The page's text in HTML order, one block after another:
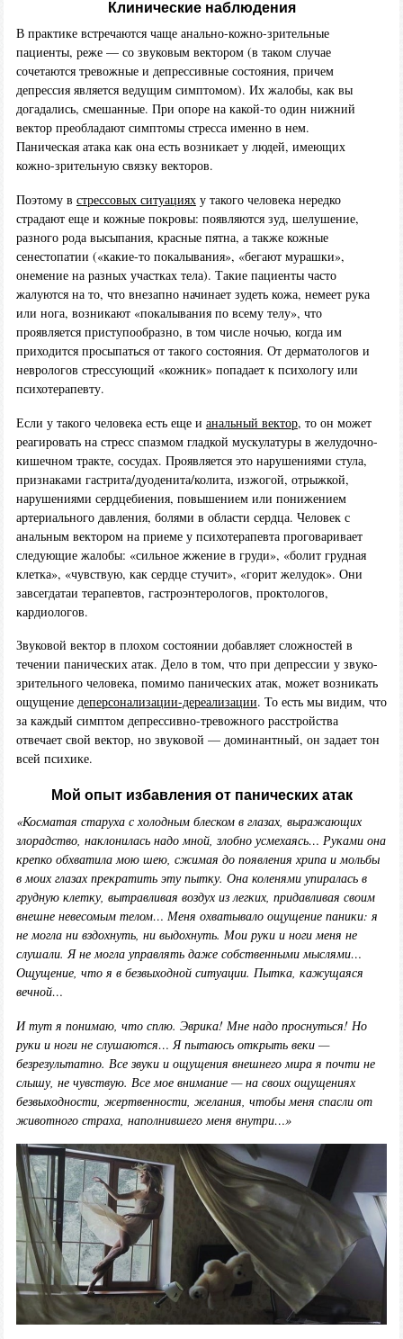
Клинические наблюдения
В практике встречаются чаще анально-кожно-зрительные
пациенты, реже — со звуковым вектором (в таком случае
сочетаются тревожные и депрессивные состояния, причем
депрессия является ведущим симптомом). Их жалобы, как вы
догадались, смешанные. При опоре на какой-то один нижний
вектор преобладают симптомы стресса именно в нем.
Паническая атака как она есть возникает у людей, имеющих
кожно-зрительную связку векторов.
Поэтому в стрессовых ситуацияху такого человека нередко
страдают еще и кожные покровы: появляются зуд, шелушение,
разного рода высыпания, красные пятна, а также кожные
сенестопатии («какие-то покалывания», «бегают мурашки»,
онемение на разных участках тела). Такие пациенты часто
жалуются на то, что внезапно начинает зудеть кожа, немеет рука
или нога, возникают «покалывания по всему телу», что
проявляется приступообразно, в том числе ночью, когда им
приходится просыпаться от такого состояния. От дерматологов и
неврологов стрессующий «кожник» попадает к психологу или
психотерапевту.
Если у такого человека есть еще и анальный вектор, то он может
реагировать на стресс спазмом гладкой мускулатуры в желудочно-
кишечном тракте, сосудах. Проявляется это нарушениями стула,
признаками гастрита/дуоденита/колита, изжогой, отрыжкой,
нарушениями сердцебиения, повышением или понижением
артериального давления, болями в области сердца. Человек с
анальным вектором на приеме у психотерапевта проговаривает
следующие жалобы: «сильное жжение в груди», «болит грудная
клетка», «чувствую, как сердце стучит», «горит желудок». Они
завсегдатаи терапевтов, гастроэнтерологов, проктологов,
кардиологов.
Звуковой вектор в плохом состоянии добавляет сложностей в
течении панических атак. Дело в том, что при депрессии у звуко-
зрительного человека, помимо панических атак, может возникать
ощущение деперсонализации-дереализации. То есть мы видим, что
за каждый симптом депрессивно-тревожного расстройства
отвечает свой вектор, но звуковой — доминантный, он задает тон
всей психике.
Мой опыт избавления от панических атак
«Косматая старуха с холодным блеском в глазах, выражающих
злорадство, наклонилась надо мной, злобно усмехаясь… Руками она
крепко обхватила мою шею, сжимая до появления хрипа и мольбы
в моих глазах прекратить эту пытку. Она коленями упиралась в
грудную клетку, вытравливая воздух из легких, придавливая своим
внешне невесомым телом… Меня охватывало ощущение паники: я
не могла ни вздохнуть, ни выдохнуть. Мои руки и ноги меня не
слушали. Я не могла управлять даже собственными мыслями…
Ощущение, что я в безвыходной ситуации. Пытка, кажущаяся
вечной…
И тут я понимаю, что сплю. Эврика! Мне надо проснуться! Но
руки и ноги не слушаются… Я пытаюсь открыть веки —
безрезультатно. Все звуки и ощущения внешнего мира я почти не
слышу, не чувствую. Все мое внимание — на своих ощущениях
безвыходности, жертвенности, желания, чтобы меня спасли от
животного страха, наполнившего меня внутри…»